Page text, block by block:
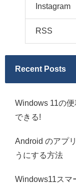
Instagram
RSS
Recent Posts
Windows 11の
できる!
Android のアプ
うにする方法
Windows11スマ